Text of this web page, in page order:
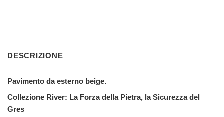
DESCRIZIONE
Pavimento da esterno beige.
Collezione River: La Forza della Pietra, la Sicurezza del
Gres